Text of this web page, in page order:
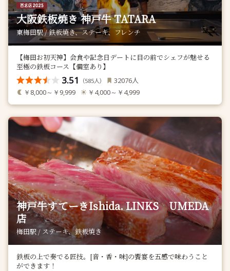
大阪鉄板焼き 神戸牛 TATARA
東梅田駅 / 鉄板焼き、ステーキ、フレンチ
【梅田お初天神】会食や記念日デートに目の前でシェフが魅せる
至極の鉄板コース【個室あり】
3.51 （585人） 32076人
￥8,000～￥9,999 ￥4,000～￥4,999
神戸牛すてーきIshida. LINKS UMEDA
店
梅田駅 / ステーキ、鉄板焼き
鉄板の上で奏でる匠技。[音・香・味]の饗宴を五感で味わうこと
ができます！